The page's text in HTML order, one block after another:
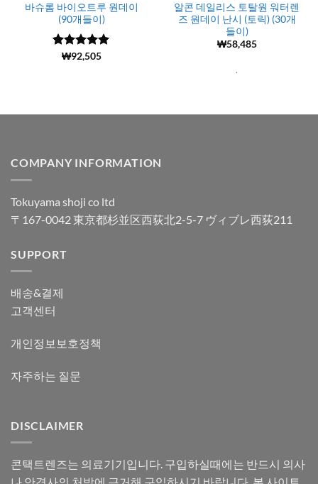
바슈롬 바이오트루 원데이
(90개들이)
5 중에서
(1045)
₩92,505
알콘 데일리스 토탈원 워터렌
즈 원데이 난시 (토릭) (30개
들이)
₩58,485
.
COMPANY INFORMATION
Tokuyama shoji co ltd
〒167-0042 東京都杉並区西荻北2-5-7 ヴィブレ西荻211
SUPPORT
배송&결제
고객센터
개인정보보호정책
자주하는 질문
DISCLAIMER
콘택트렌즈는 의료기기입니다. 구입하실때에는 반드시 의사